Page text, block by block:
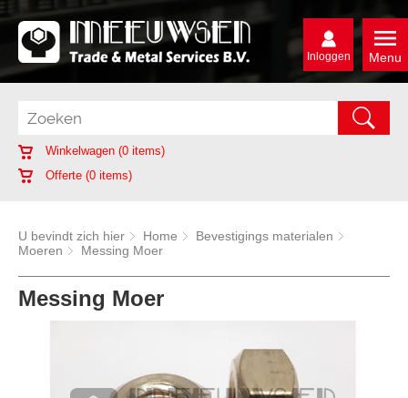
Menu
Inloggen
Winkelwagen (0 items)
Offerte (0 items)
U bevindt zich hier Home
Bevestigings materialen
Moeren
Messing Moer
Messing Moer